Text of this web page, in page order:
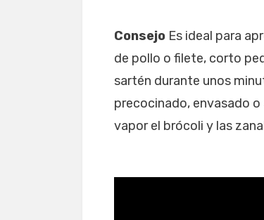
Consejo Es ideal para
de pollo o filete, corto
sartén durante unos
precocinado, envasado
vapor el brócoli y las